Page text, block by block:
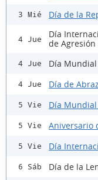
3 Mié Día de la
4 Jue
Día
de Agresión
4 Jue Día
4 Jue Día de
5 Vie Día
5 Vie Aniversario
5 Vie Día
6 Sáb Día de la